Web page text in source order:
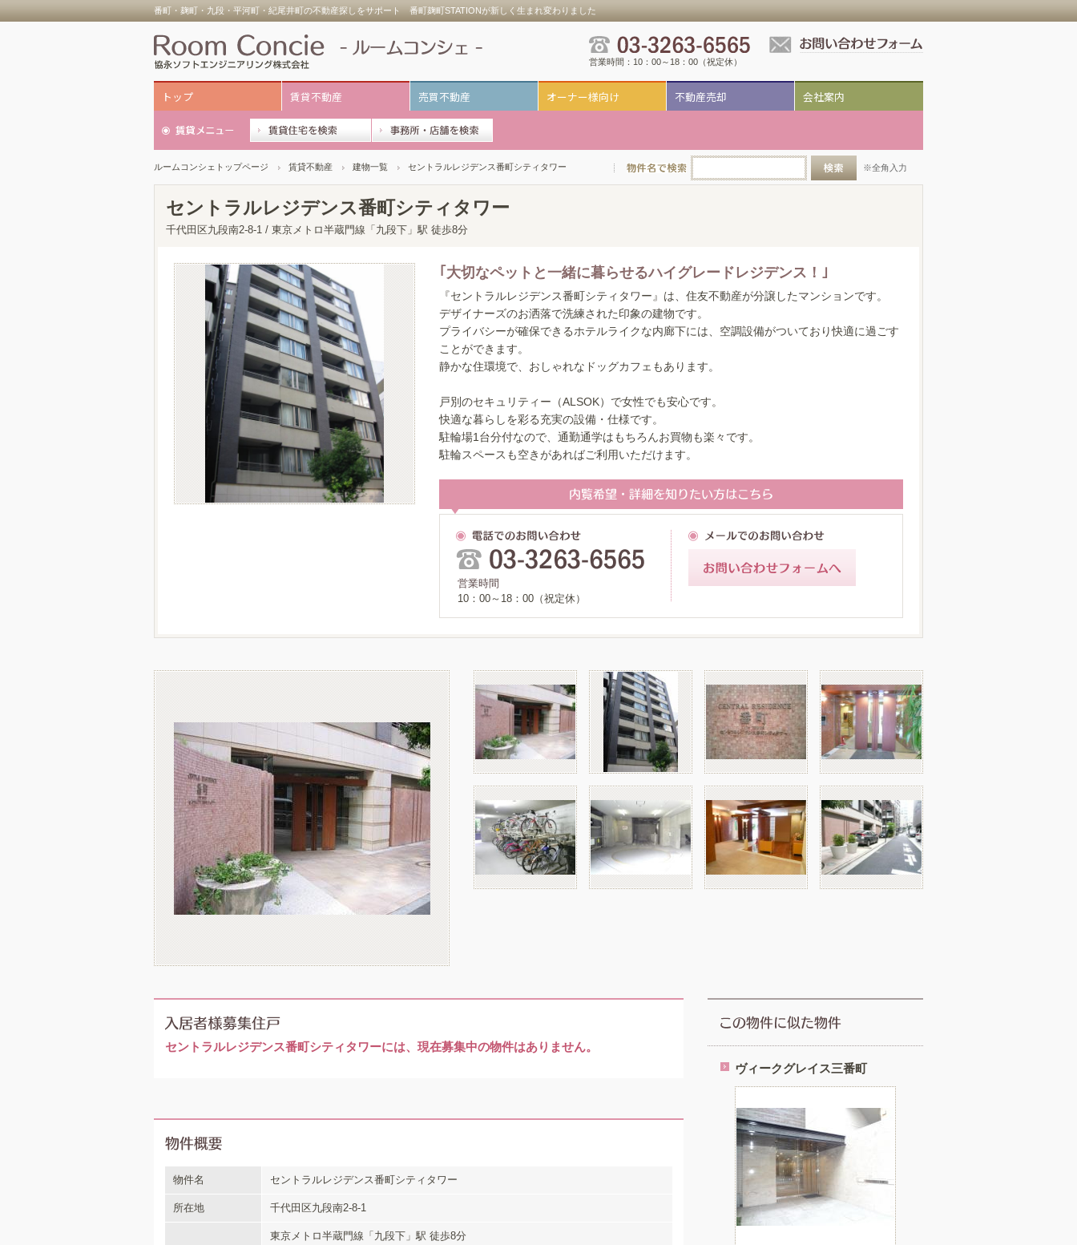
番町・麹町・九段・平河町・紀尾井町の不動産探しをサポート 番町麹町STATIONが新しく生まれ変わりました
営業時間：10：00～18：00（祝定休）
トップ 賃貸不動産 売買不動産 オーナー様向け 不動産売却 会社案内
ルームコンシェトップページ 賃貸不動産 建物一覧 セントラルレジデンス番町シティタワー ※全角入力
セントラルレジデンス番町シティタワー
千代田区九段南2-8-1 / 東京メトロ半蔵門線「九段下」駅 徒歩8分
｢大切なペットと一緒に暮らせるハイグレードレジデンス！｣
『セントラルレジデンス番町シティタワー』は、住友不動産が分譲したマンションです。
デザイナーズのお洒落で洗練された印象の建物です。
プライバシーが確保できるホテルライクな内廊下には、空調設備がついており快適に過ごす
ことができます。
静かな住環境で、おしゃれなドッグカフェもあります。
戸別のセキュリティー（ALSOK）で女性でも安心です。
快適な暮らしを彩る充実の設備・仕様です。
駐輪場1台分付なので、通勤通学はもちろんお買物も楽々です。
駐輪スペースも空きがあればご利用いただけます。
営業時間
10：00～18：00（祝定休）
セントラルレジデンス番町シティタワーには、現在募集中の物件はありません。
物件名 セントラルレジデンス番町シティタワー
所在地 千代田区九段南2-8-1
東京メトロ半蔵門線「九段下」駅 徒歩8分
ヴィークグレイス三番町